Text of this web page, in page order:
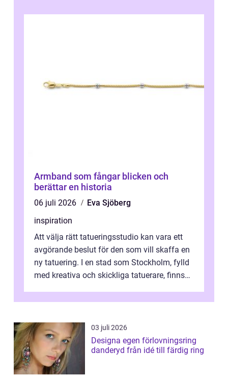
Armband som fångar blicken och
berättar en historia
06 juli 2026
Eva Sjöberg
inspiration
Att välja rätt tatueringsstudio kan vara ett
avgörande beslut för den som vill skaffa en
ny tatuering. I en stad som Stockholm, fylld
med kreativa och skickliga tatuerare, finns
03 juli 2026
Designa egen förlovningsring
danderyd från idé till färdig ring